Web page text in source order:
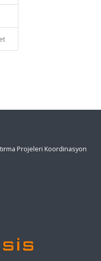
Projeleri Koordinasyon